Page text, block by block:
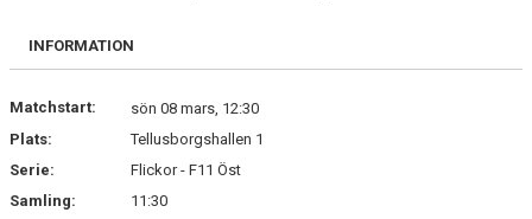
DOKUMENT
INFORMATION
Matchstart:
sön 08 mars, 12:30
Plats:
Tellusborgshallen 1
Serie:
Flickor - F11 Öst
Samling:
11:30